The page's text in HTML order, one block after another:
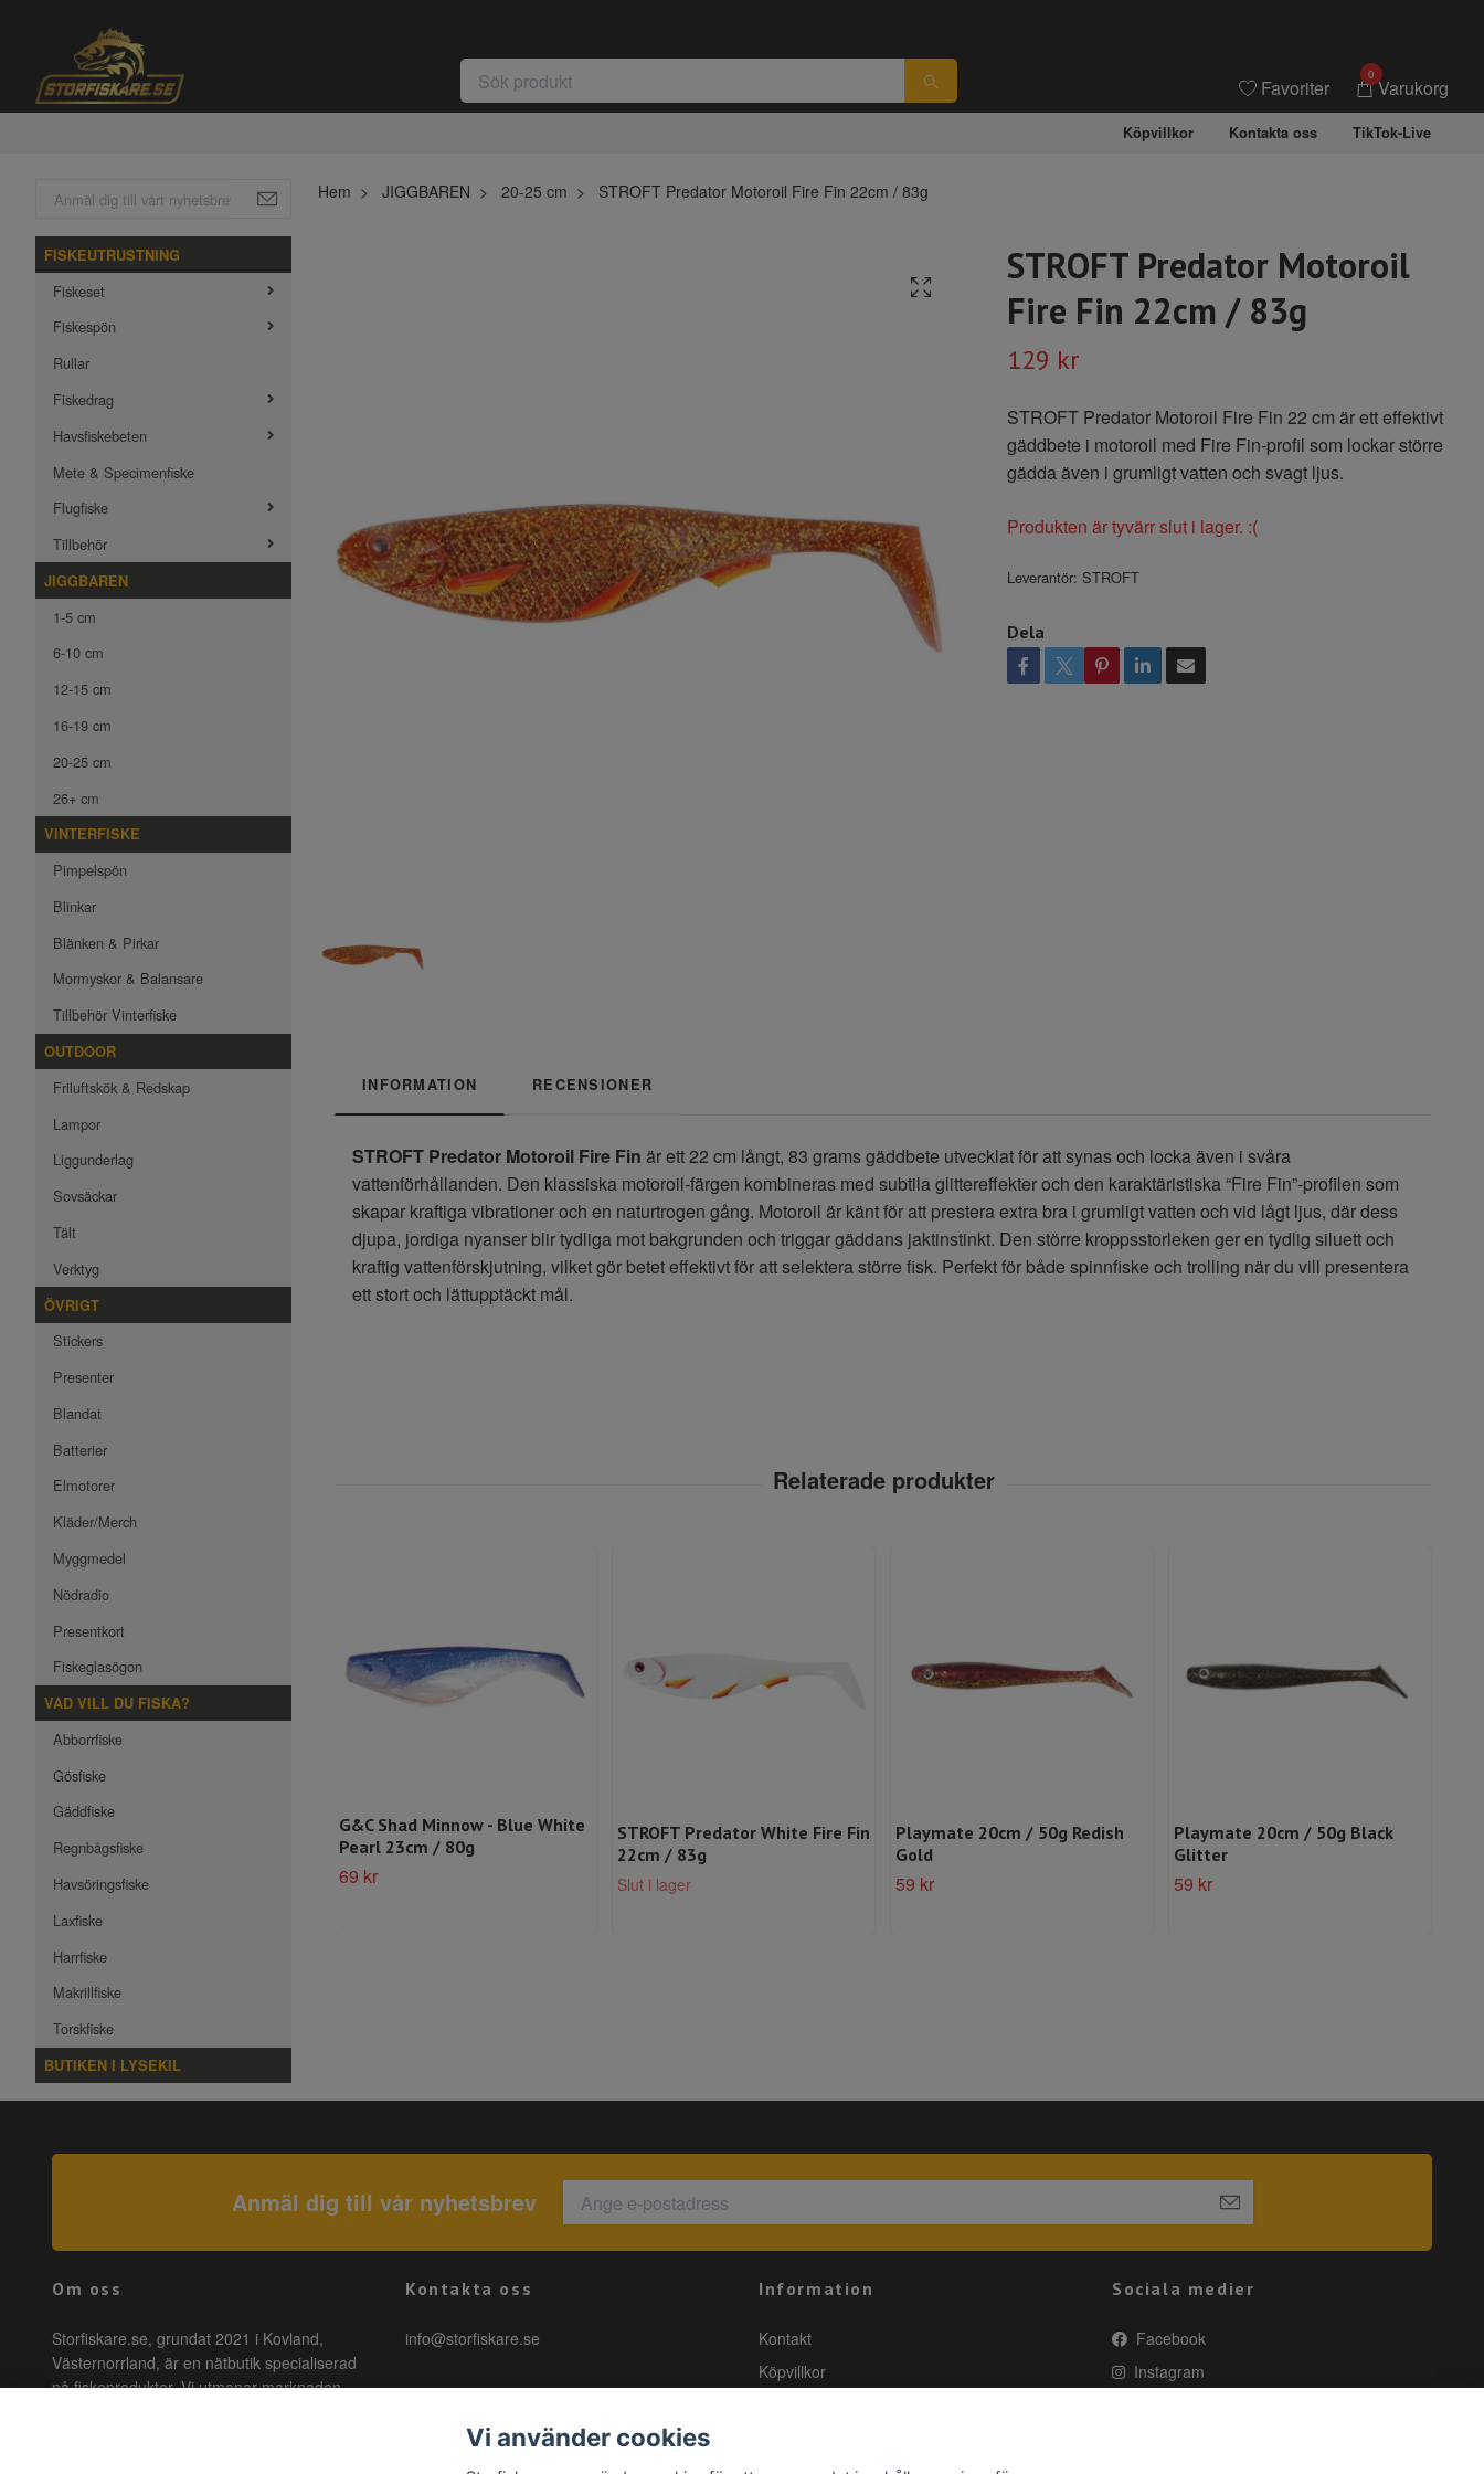
Favoriter
0
Varukorg
Köpvillkor Kontakta oss TikTok-Live
FISKEUTRUSTNING
Fiskeset
Fiskespön
Rullar
Fiskedrag
Havsfiskebeten
Mete & Specimenfiske
Flugfiske
Tillbehör
JIGGBAREN
1-5 cm
6-10 cm
12-15 cm
16-19 cm
20-25 cm
26+ cm
VINTERFISKE
Pimpelspön
Blinkar
Blänken & Pirkar
Mormyskor & Balansare
Tillbehör Vinterfiske
OUTDOOR
Friluftskök & Redskap
Lampor
Liggunderlag
Sovsäckar
Tält
Verktyg
ÖVRIGT
Stickers
Presenter
Blandat
Batterier
Elmotorer
Kläder/Merch
Myggmedel
Nödradio
Presentkort
Fiskeglasögon
VAD VILL DU FISKA?
Abborrfiske
Gösfiske
Gäddfiske
Regnbågsfiske
Havsöringsfiske
Laxfiske
Harrfiske
Makrillfiske
Torskfiske
BUTIKEN I LYSEKIL
Hem JIGGBAREN 20-25 cm STROFT Predator Motoroil Fire Fin 22cm / 83g
STROFT Predator Motoroil
Fire Fin 22cm / 83g
129 kr
STROFT Predator Motoroil Fire Fin 22 cm är ett effektivt
gäddbete i motoroil med Fire Fin-profil som lockar större
gädda även i grumligt vatten och svagt ljus.
Produkten är tyvärr slut i lager. :(
Leverantör: STROFT
Dela
INFORMATION RECENSIONER
STROFT Predator Motoroil Fire Fin är ett 22 cm långt, 83 grams gäddbete utvecklat för att synas och locka även i svåra
vattenförhållanden. Den klassiska motoroil-färgen kombineras med subtila glittereffekter och den karaktäristiska “Fire Fin”-profilen som
skapar kraftiga vibrationer och en naturtrogen gång. Motoroil är känt för att prestera extra bra i grumligt vatten och vid lågt ljus, där dess
djupa, jordiga nyanser blir tydliga mot bakgrunden och triggar gäddans jaktinstinkt. Den större kroppsstorleken ger en tydlig siluett och
kraftig vattenförskjutning, vilket gör betet effektivt för att selektera större fisk. Perfekt för både spinnfiske och trolling när du vill presentera
ett stort och lättupptäckt mål.
G&C Shad Minnow - Blue White
Pearl 23cm / 80g
69 kr
STROFT Predator White Fire Fin
22cm / 83g
Slut i lager
Playmate 20cm / 50g Redish
Gold
59 kr
Playmate 20cm / 50g Black
Glitter
59 kr
Anmäl dig till vår nyhetsbrev
Om oss
Storfiskare.se, grundat 2021 i Kovland,
Västernorrland, är en nätbutik specialiserad
på fiskeprodukter. Vi utmanar marknaden
Kontakta oss
info@storfiskare.se
Information
Kontakt
Köpvillkor
Sociala medier
Facebook
Instagram
Vi använder cookies